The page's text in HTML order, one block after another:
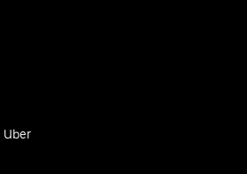
Uber